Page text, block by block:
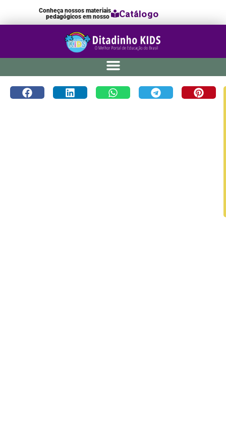
Conheça nossos materiais
pedagógicos em nosso
Catálogo